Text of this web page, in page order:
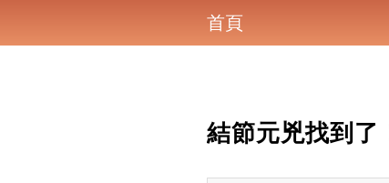
首頁
結節元兇找到了